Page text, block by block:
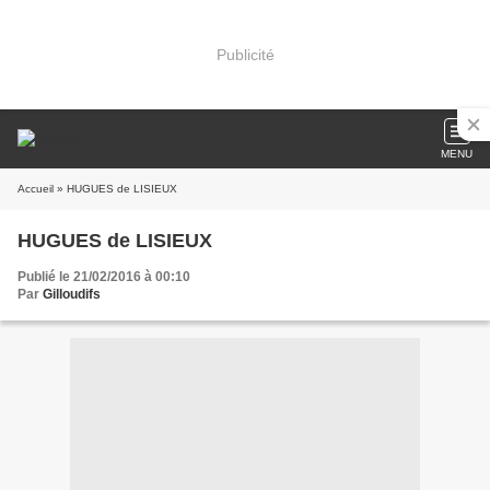
Publicité
MENU
Accueil » HUGUES de LISIEUX
HUGUES de LISIEUX
Publié le 21/02/2016 à 00:10
Par Gilloudifs